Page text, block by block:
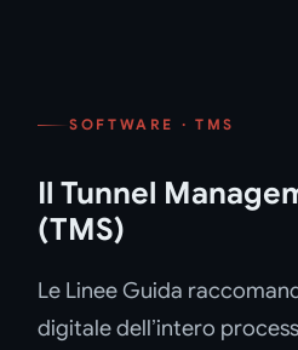
SOFTWARE · TMS
Il Tunnel
(TMS)
Le Linee Guida
digitale dell’intero